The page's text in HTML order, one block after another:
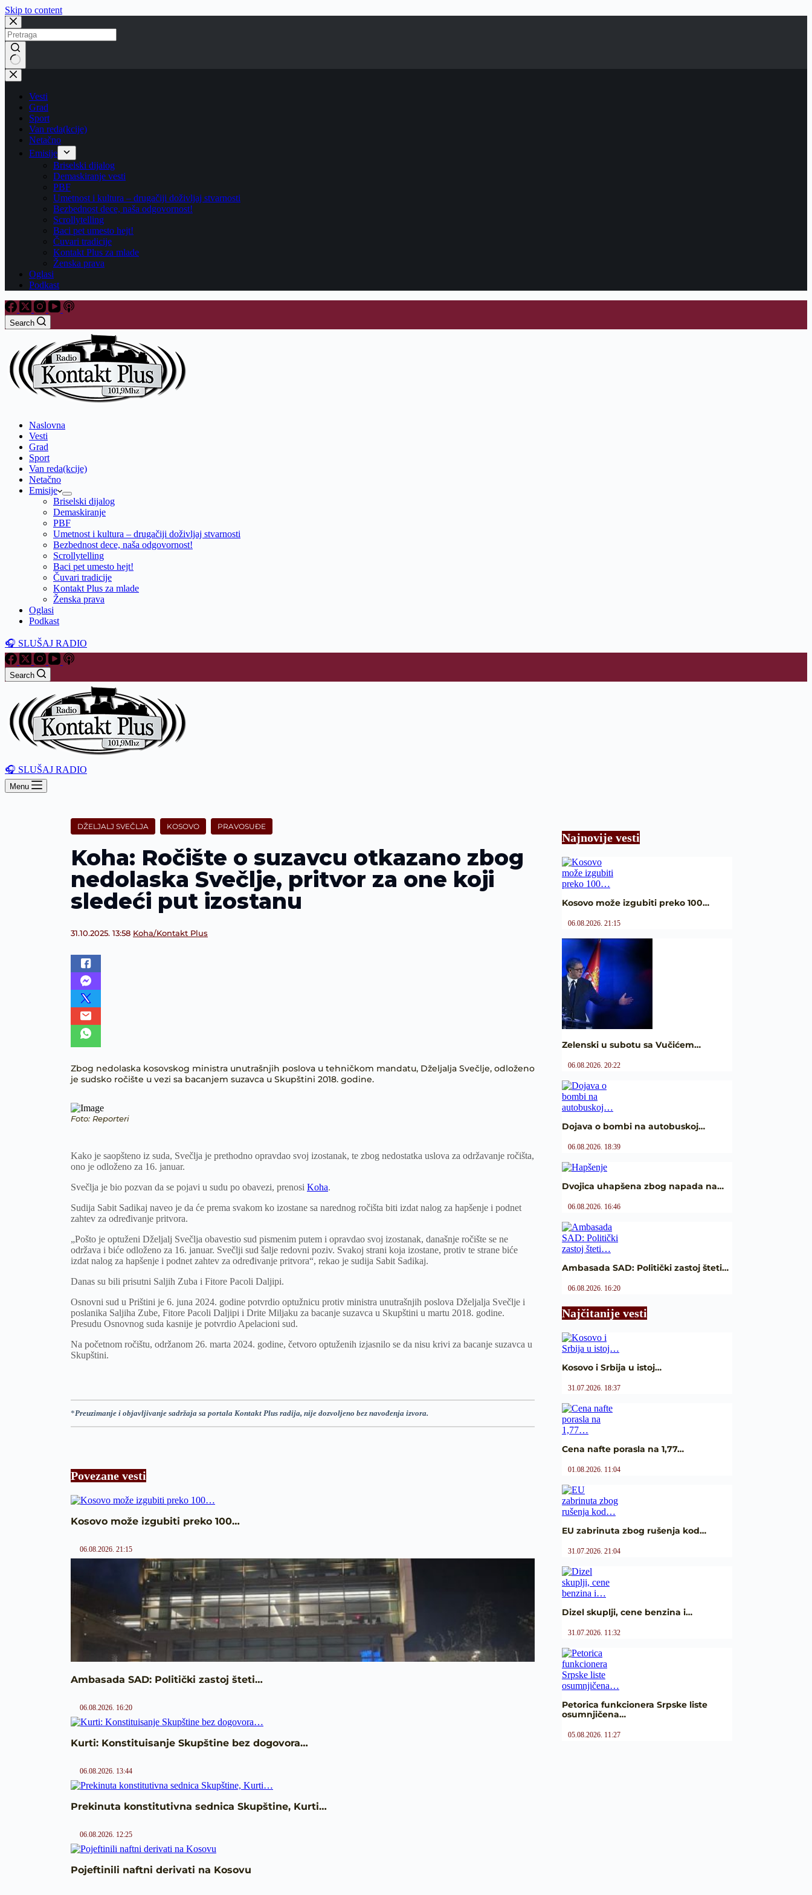
Skip to content
No
results
Vesti
Grad
Sport
Van reda(kcije)
Netačno
Emisije
Briselski dijalog
Demaskiranje vesti
PBF
Umetnost i kultura – drugačiji doživljaj stvarnosti
Bezbednost dece, naša odgovornost!
Scrollytelling
Baci pet umesto hejt!
Čuvari tradicije
Kontakt Plus za mlade
Ženska prava
Oglasi
Podkast
Search
Naslovna
Vesti
Grad
Sport
Van reda(kcije)
Netačno
Emisije
Briselski dijalog
Demaskiranje
PBF
Umetnost i kultura – drugačiji doživljaj stvarnosti
Bezbednost dece, naša odgovornost!
Scrollytelling
Baci pet umesto hejt!
Čuvari tradicije
Kontakt Plus za mlade
Ženska prava
Oglasi
Podkast
🎧 SLUŠAJ RADIO
Search
🎧 SLUŠAJ RADIO
Menu
DŽELJALJ SVEČLJA KOSOVO PRAVOSUĐE
Koha: Ročište o suzavcu otkazano zbog
nedolaska Svečlje, pritvor za one koji
sledeći put izostanu
31.10.2025. 13:58 Koha/Kontakt Plus
Zbog nedolaska kosovskog ministra unutrašnjih poslova u tehničkom mandatu, Dželjalja Svečlje, odloženo
je sudsko ročište u vezi sa bacanjem suzavca u Skupštini 2018. godine.
Foto: Reporteri
Kako je saopšteno iz suda, Svečlja je prethodno opravdao svoj izostanak, te zbog nedostatka uslova za održavanje ročišta,
ono je odloženo za 16. januar.
Svečlja je bio pozvan da se pojavi u sudu po obavezi, prenosi Koha.
Sudija Sabit Sadikaj naveo je da će prema svakom ko izostane sa narednog ročišta biti izdat nalog za hapšenje i podnet
zahtev za određivanje pritvora.
„Pošto je optuženi Dželjalj Svečlja obavestio sud pismenim putem i opravdao svoj izostanak, današnje ročište se ne
održava i biće odloženo za 16. januar. Svečlji sud šalje redovni poziv. Svakoj strani koja izostane, protiv te strane biće
izdat nalog za hapšenje i podnet zahtev za određivanje pritvora“, rekao je sudija Sabit Sadikaj.
Danas su bili prisutni Saljih Zuba i Fitore Pacoli Daljipi.
Osnovni sud u Prištini je 6. juna 2024. godine potvrdio optužnicu protiv ministra unutrašnjih poslova Dželjalja Svečlje i
poslanika Saljiha Zube, Fitore Pacoli Daljipi i Drite Miljaku za bacanje suzavca u Skupštini u martu 2018. godine.
Presudu Osnovnog suda kasnije je potvrdio Apelacioni sud.
Na početnom ročištu, održanom 26. marta 2024. godine, četvoro optuženih izjasnilo se da nisu krivi za bacanje suzavca u
Skupštini.
*Preuzimanje i objavljivanje sadržaja sa portala Kontakt Plus radija, nije dozvoljeno bez navođenja izvora.
Povezane vesti
Kosovo može izgubiti preko 100…
06.08.2026. 21:15
Ambasada SAD: Politički zastoj šteti…
06.08.2026. 16:20
Kurti: Konstituisanje Skupštine bez dogovora…
06.08.2026. 13:44
Prekinuta konstitutivna sednica Skupštine, Kurti…
06.08.2026. 12:25
Pojeftinili naftni derivati na Kosovu
Najnovije vesti
Kosovo može izgubiti preko 100…
06.08.2026. 21:15
Zelenski u subotu sa Vučićem…
06.08.2026. 20:22
Dojava o bombi na autobuskoj…
06.08.2026. 18:39
Dvojica uhapšena zbog napada na…
06.08.2026. 16:46
Ambasada SAD: Politički zastoj šteti…
06.08.2026. 16:20
Najčitanije vesti
Kosovo i Srbija u istoj…
31.07.2026. 18:37
Cena nafte porasla na 1,77…
01.08.2026. 11:04
EU zabrinuta zbog rušenja kod…
31.07.2026. 21:04
Dizel skuplji, cene benzina i…
31.07.2026. 11:32
Petorica funkcionera Srpske liste
osumnjičena…
05.08.2026. 11:27